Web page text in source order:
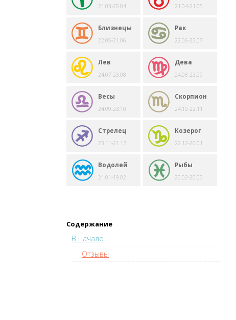
21.03-20.04 21.04-21.05
Близнецы
22.05-21.06
Рак
22.06-23.07
Лев
24.07-23.08
Дева
24.08-23.09
Весы
24.09-23.10
Скорпион
24.10-22.11
Стрелец
23.11-21.12
Козерог
22.12-20.01
Водолей
21.01-19.02
Рыбы
20.02-20.03
Содержание
В начало
Отзывы